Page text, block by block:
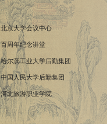
北京大学会议中心
百周年纪念讲堂
哈尔滨工业大学后勤集团
中国人民大学后勤集团
河北旅游职业学院